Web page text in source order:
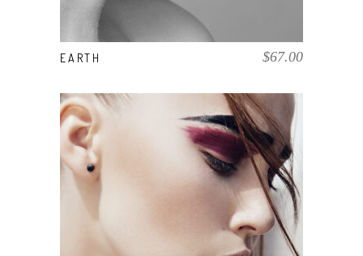
EARTH $67.00
COMPRAR EL PRODUCTO